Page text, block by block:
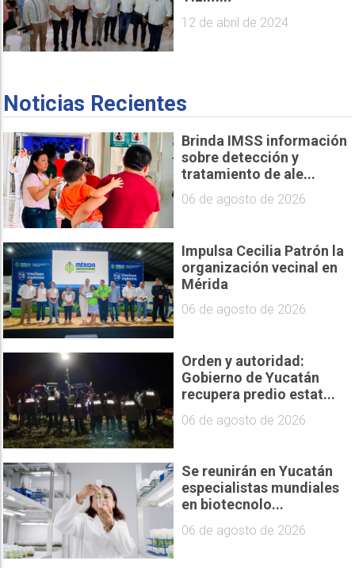
12 de abril de 2024
Noticias Recientes
Brinda IMSS información
sobre detección y
tratamiento de ale...
06 de agosto de 2026
Impulsa Cecilia Patrón la
organización vecinal en
Mérida
06 de agosto de 2026
Orden y autoridad:
Gobierno de Yucatán
recupera predio estat...
06 de agosto de 2026
Se reunirán en Yucatán
especialistas mundiales
en biotecnolo...
06 de agosto de 2026